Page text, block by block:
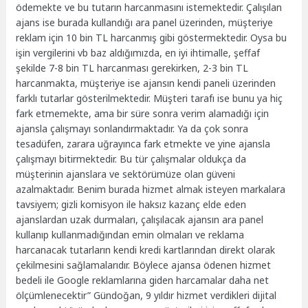
ödemekte ve bu tutarın harcanmasını istemektedir. Çalışılan
ajans ise burada kullandığı ara panel üzerinden, müşteriye
reklam için 10 bin TL harcanmış gibi göstermektedir. Oysa bu
işin vergilerini vb baz aldığımızda, en iyi ihtimalle, şeffaf
şekilde 7-8 bin TL harcanması gerekirken, 2-3 bin TL
harcanmakta, müşteriye ise ajansın kendi paneli üzerinden
farklı tutarlar gösterilmektedir. Müşteri tarafı ise bunu ya hiç
fark etmemekte, ama bir süre sonra verim alamadığı için
ajansla çalışmayı sonlandırmaktadır. Ya da çok sonra
tesadüfen, zarara uğrayınca fark etmekte ve yine ajansla
çalışmayı bitirmektedir. Bu tür çalışmalar oldukça da
müşterinin ajanslara ve sektörümüze olan güveni
azalmaktadır. Benim burada hizmet almak isteyen markalara
tavsiyem; gizli komisyon ile haksız kazanç elde eden
ajanslardan uzak durmaları, çalışılacak ajansın ara panel
kullanıp kullanmadığından emin olmaları ve reklama
harcanacak tutarların kendi kredi kartlarından direkt olarak
çekilmesini sağlamalarıdır. Böylece ajansa ödenen hizmet
bedeli ile Google reklamlarına giden harcamalar daha net
ölçümlenecektir” Gündoğan, 9 yıldır hizmet verdikleri dijital